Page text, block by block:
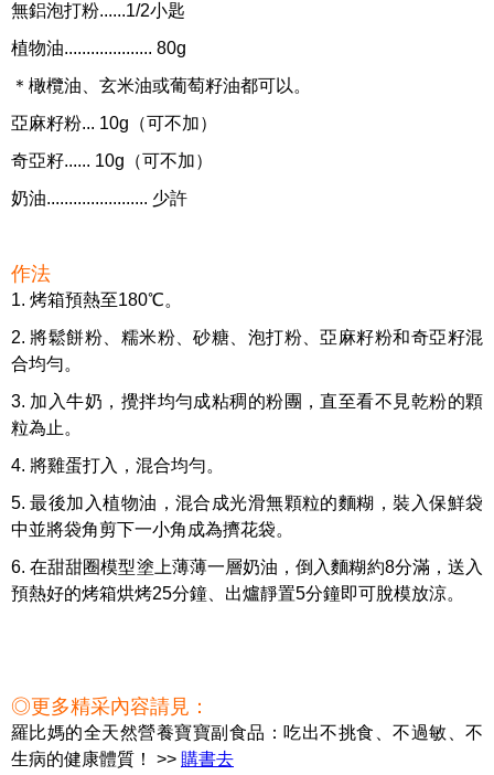
無鋁泡打粉......1/2小匙
植物油.................... 80g
＊橄欖油、玄米油或葡萄籽油都可以。
亞麻籽粉... 10g（可不加）
奇亞籽...... 10g（可不加）
奶油....................... 少許
作法
1. 烤箱預熱至180℃。
2. 將鬆餅粉、糯米粉、砂糖、泡打粉、亞麻籽粉和奇亞籽混
合均勻。
3. 加入牛奶，攪拌均勻成粘稠的粉團，直至看不見乾粉的顆
粒為止。
4. 將雞蛋打入，混合均勻。
5. 最後加入植物油，混合成光滑無顆粒的麵糊，裝入保鮮袋
中並將袋角剪下一小角成為擠花袋。
6. 在甜甜圈模型塗上薄薄一層奶油，倒入麵糊約8分滿，送入
預熱好的烤箱烘烤25分鐘、出爐靜置5分鐘即可脫模放涼。
◎更多精采內容請見：
羅比媽的全天然營養寶寶副食品：吃出不挑食、不過敏、不
生病的健康體質！ >> 購書去